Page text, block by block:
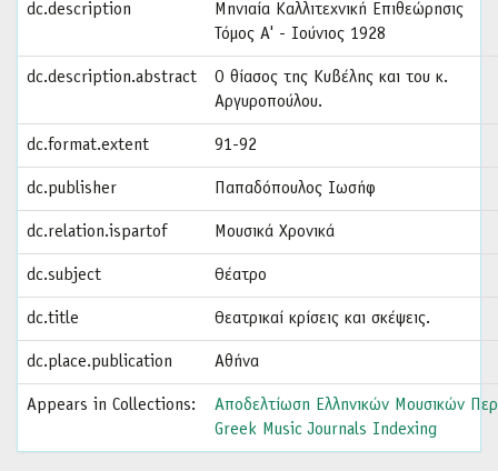
dc.description
Μηνιαία Καλλιτεχνική Επιθεώρησις
Τόμος Α' - Ιούνιος 1928
dc.description.abstract
Ο θίασος της Κυβέλης και του κ.
Αργυροπούλου.
dc.format.extent 91-92
dc.publisher Παπαδόπουλος Ιωσήφ
dc.relation.ispartof Μουσικά Χρονικά
dc.subject Θέατρο
dc.title Θεατρικαί κρίσεις και σκέψεις.
dc.place.publication Αθήνα
Appears in Collections:
Αποδελτίωση Ελληνικών Μουσικών
Greek Music Journals Indexing